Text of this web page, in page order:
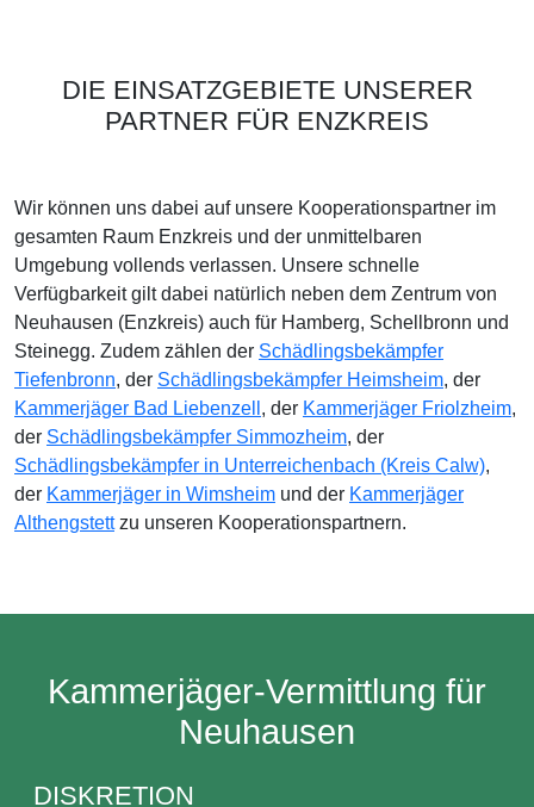
DIE EINSATZGEBIETE UNSERER
PARTNER FÜR ENZKREIS
Wir können uns dabei auf unsere Kooperationspartner im
gesamten Raum Enzkreis und der unmittelbaren
Umgebung vollends verlassen. Unsere schnelle
Verfügbarkeit gilt dabei natürlich neben dem Zentrum von
Neuhausen (Enzkreis) auch für Hamberg, Schellbronn und
Steinegg. Zudem zählen der Schädlingsbekämpfer
Tiefenbronn, der Schädlingsbekämpfer Heimsheim, der
Kammerjäger Bad Liebenzell , der Kammerjäger Friolzheim,
der Schädlingsbekämpfer Simmozheim, der
Schädlingsbekämpfer in Unterreichenbach (Kreis Calw),
der Kammerjäger in Wimsheim und der Kammerjäger
Althengstettzu unseren Kooperationspartnern.
Kammerjäger-Vermittlung für
Neuhausen
DISKRETION